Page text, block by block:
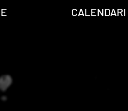
CALENDARI